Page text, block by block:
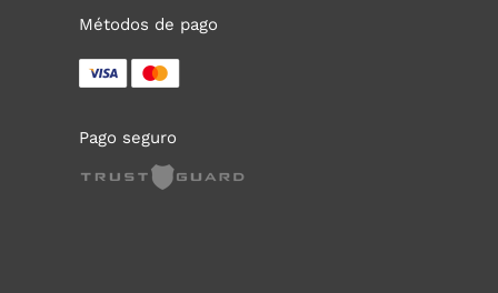
Métodos de pago
Pago seguro